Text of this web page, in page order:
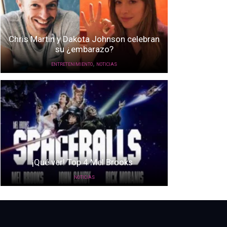
Chris Martin y Dakota Johnson celebran
su ¿embarazo?
ENTRETENIMIENTO, NOTICIAS
¡Qué ver! Top 4 Mel Brooks
NOTICIAS